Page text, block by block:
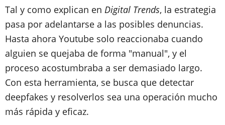
Tal y como explican en Digital Trends, la estrategia
pasa por adelantarse a las posibles denuncias.
Hasta ahora Youtube solo reaccionaba cuando
alguien se quejaba de forma "manual", y el
proceso acostumbraba a ser demasiado largo.
Con esta herramienta, se busca que detectar
deepfakes y resolverlos sea una operación mucho
más rápida y eficaz.